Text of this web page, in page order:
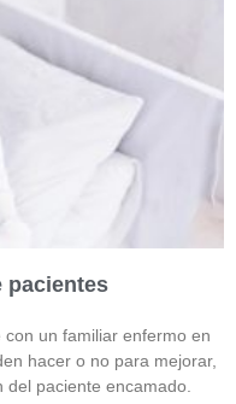
pacientes
un familiar enfermo en
hacer o no para mejorar,
paciente encamado.